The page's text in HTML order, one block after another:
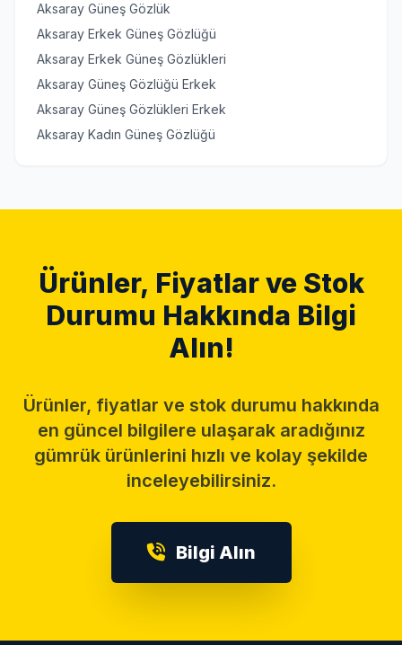
Aksaray Güneş Gözlük
Aksaray Erkek Güneş Gözlüğü
Aksaray Erkek Güneş Gözlükleri
Aksaray Güneş Gözlüğü Erkek
Aksaray Güneş Gözlükleri Erkek
Aksaray Kadın Güneş Gözlüğü
Ürünler, Fiyatlar ve Stok
Durumu Hakkında Bilgi
Alın!
Ürünler, fiyatlar ve stok durumu hakkında
en güncel bilgilere ulaşarak aradığınız
gümrük ürünlerini hızlı ve kolay şekilde
inceleyebilirsiniz.
Bilgi Alın